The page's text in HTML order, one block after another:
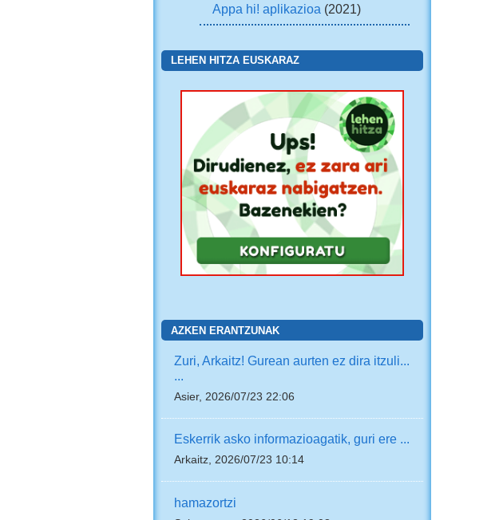
Appa hi! aplikazioa (2021)
LEHEN HITZA EUSKARAZ
AZKEN ERANTZUNAK
Zuri, Arkaitz! Gurean aurten ez dira itzuli...
...
Asier, 2026/07/23 22:06
Eskerrik asko informazioagatik, guri ere ...
Arkaitz, 2026/07/23 10:14
hamazortzi